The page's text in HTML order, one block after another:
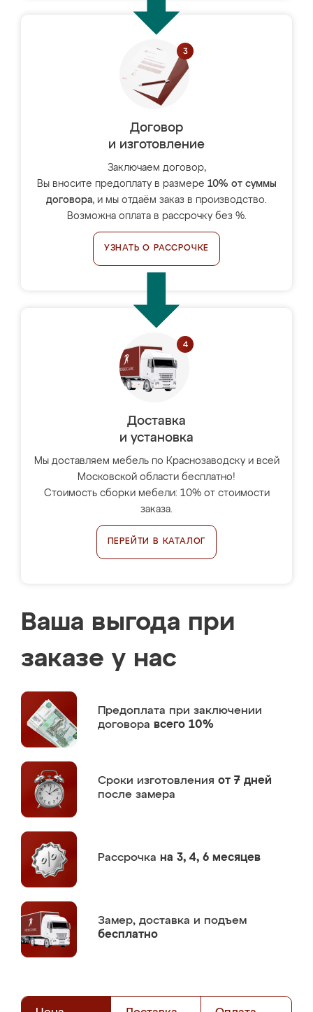
Договор
и изготовление
Заключаем договор,
Вы вносите предоплату в размере 10% от суммы
договора, и мы отдаём заказ в производство.
Возможна оплата в рассрочку без %.
УЗНАТЬ О РАССРОЧКЕ
Доставка
и установка
Мы доставляем мебель по Краснозаводску и всей
Московской области бесплатно!
Стоимость сборки мебели: 10% от стоимости
заказа.
ПЕРЕЙТИ В КАТАЛОГ
Ваша выгода при
заказе у нас
Предоплата при заключении
договора всего 10%
Сроки изготовления от 7 дней
после замера
Рассрочка на 3, 4, 6 месяцев
Замер, доставка и подъем
бесплатно